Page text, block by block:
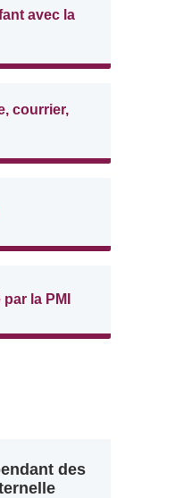
avec la
courrier,
la PMI
des